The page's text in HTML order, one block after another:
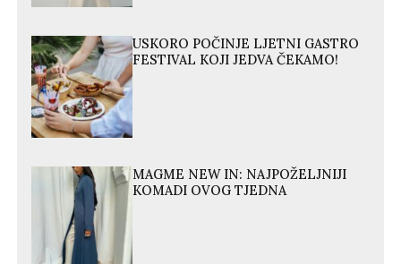
USKORO POČINJE LJETNI GASTRO
FESTIVAL KOJI JEDVA ČEKAMO!
MAGME NEW IN: NAJPOŽELJNIJI
KOMADI OVOG TJEDNA